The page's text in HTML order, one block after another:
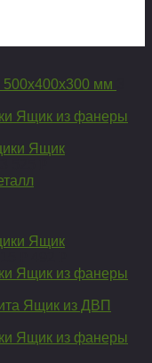
500х400х300 мм
Ящик из фанеры
Ящик
Ящик
Ящик из фанеры
Ящик из ДВП
Ящик из фанеры